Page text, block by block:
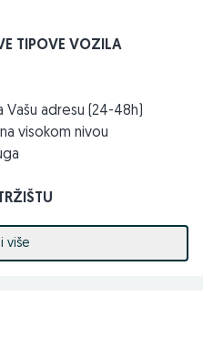
TIPOVE VOZILA
adresu (24-48h)
visokom nivou
široki asortiman sačinjavaju i
najpovoljnijim cijenama,
branici, rešetke branika,
stakla za retrovizore,
više